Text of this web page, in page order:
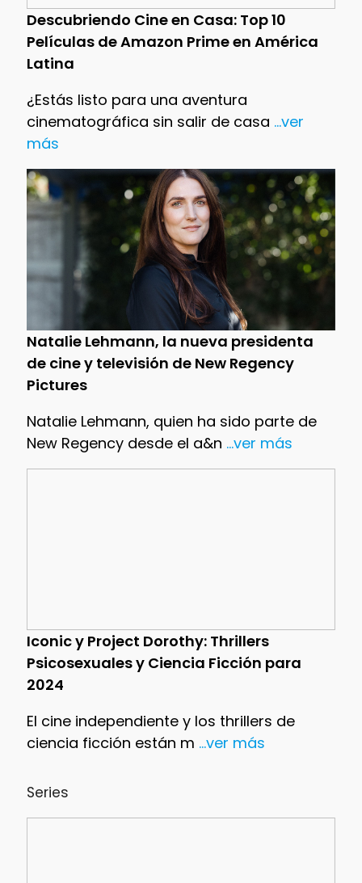
Descubriendo Cine en Casa: Top 10
Películas de Amazon Prime en América
Latina
¿Estás listo para una aventura
cinematográfica sin salir de casa ...ver
más
Natalie Lehmann, la nueva presidenta
de cine y televisión de New Regency
Pictures
Natalie Lehmann, quien ha sido parte de
New Regency desde el a&n ...ver más
Iconic y Project Dorothy: Thrillers
Psicosexuales y Ciencia Ficción para
2024
El cine independiente y los thrillers de
ciencia ficción están m ...ver más
Series